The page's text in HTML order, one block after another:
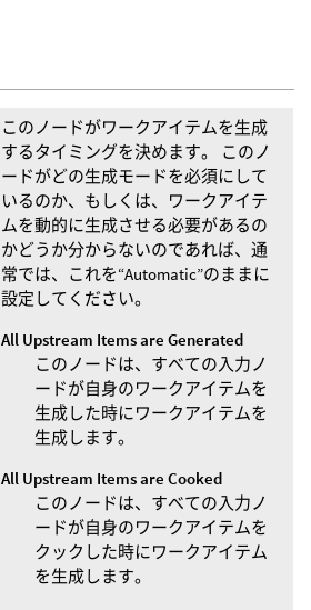
このノードがワークアイテムを生成
するタイミングを決めます。 このノ
ードがどの生成モードを必須にして
いるのか、もしくは、ワークアイテ
ムを動的に生成させる必要があるの
かどうか分からないのであれば、通
常では、これを“Automatic”のままに
設定してください。
All Upstream Items are Generated
このノードは、すべての入力ノ
ードが自身のワークアイテムを
生成した時にワークアイテムを
生成します。
All Upstream Items are Cooked
このノードは、すべての入力ノ
ードが自身のワークアイテムを
クックした時にワークアイテム
を生成します。